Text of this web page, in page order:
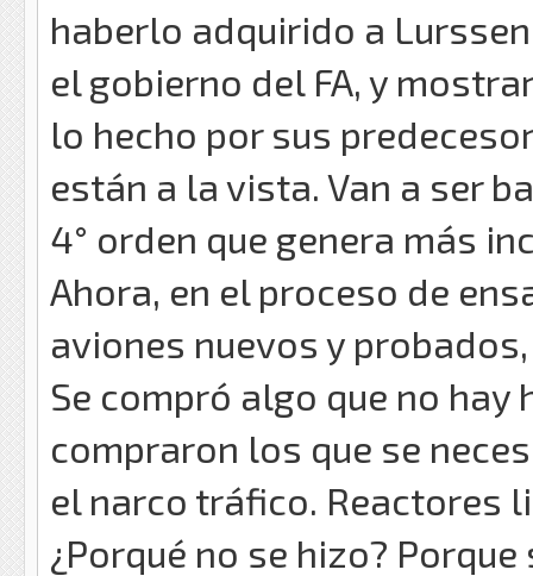
haberlo adquirido a
el gobierno del FA, y
lo hecho por sus
están a la vista. Van a ser
4° orden que genera más
Ahora, en el proceso de
aviones nuevos y
Se compró algo que no
compraron los que se
el narco tráfico. Reactores
¿Porqué no se hizo?